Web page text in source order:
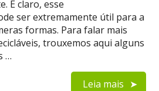
E claro, esse
ser extremamente útil para a
formas. Para falar mais
trouxemos aqui alguns
…
Leia mais